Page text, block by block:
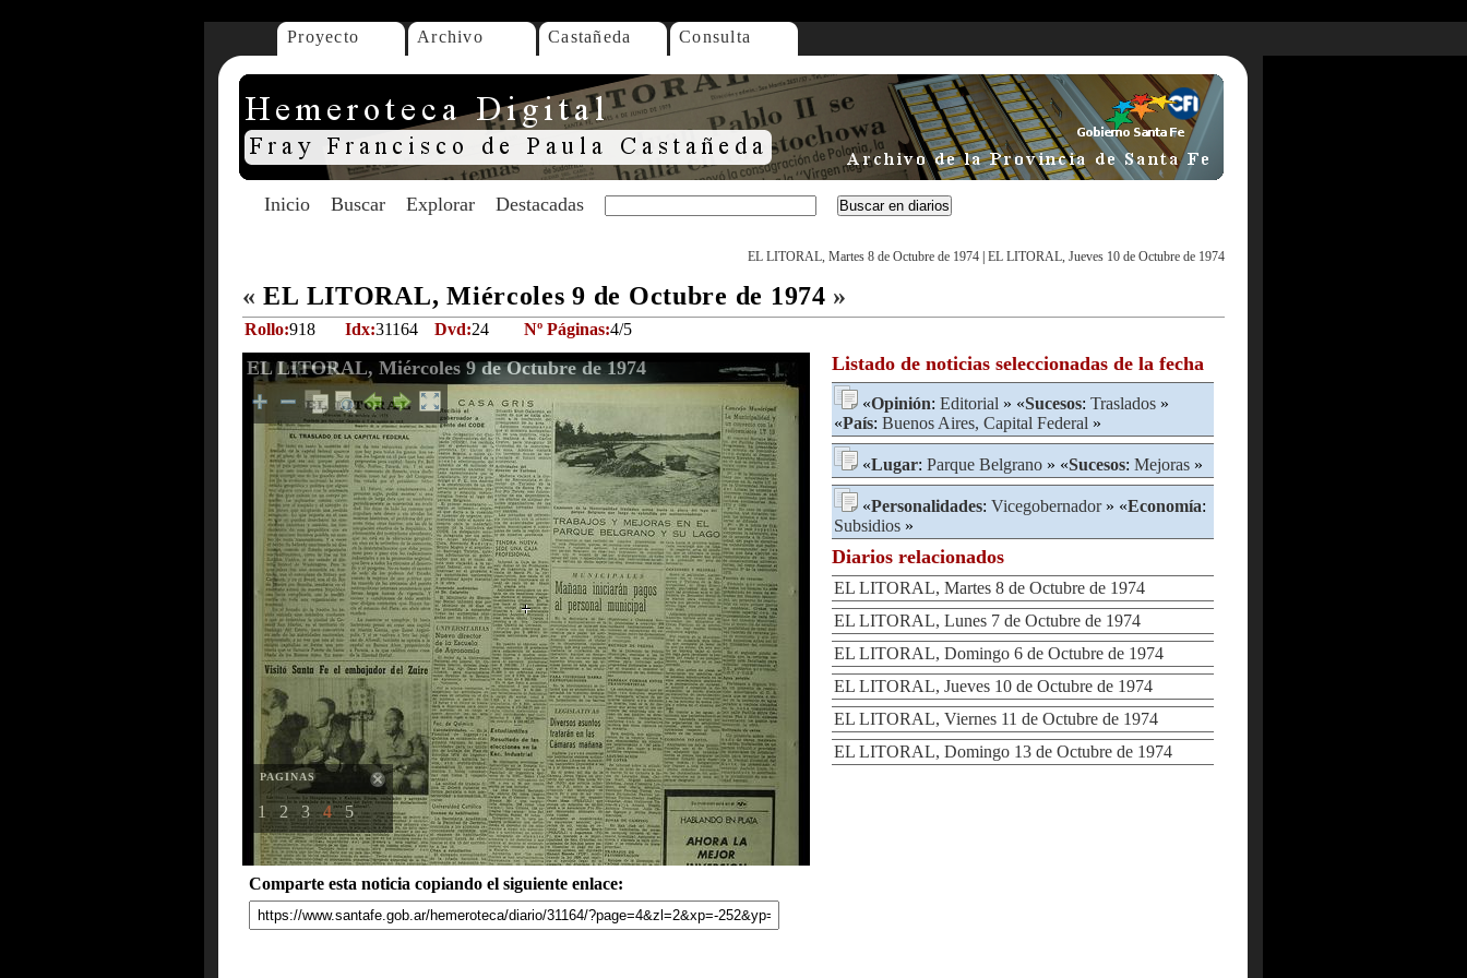
Proyecto Archivo Castañeda Consulta
Inicio Buscar Explorar Destacadas
EL LITORAL, Martes 8 de Octubre de 1974 EL LITORAL, Jueves 10 de Octubre de 1974
« EL LITORAL, Miércoles 9 de Octubre de 1974 »
Rollo:918 Idx:31164 Dvd:24 Nº Páginas:4/5
EL LITORAL, Miércoles 9 de Octubre de 1974
PAGINAS
1 2 3 4 5
Comparte esta noticia copiando el siguiente enlace:
Listado de noticias seleccionadas de la fecha
«Opinión: Editorial » «Sucesos: Traslados »
«País: Buenos Aires, Capital Federal »
«Lugar: Parque Belgrano » «Sucesos: Mejoras »
«Personalidades: Vicegobernador» «Economía:
Subsidios »
Diarios relacionados
EL LITORAL, Martes 8 de Octubre de 1974
EL LITORAL, Lunes 7 de Octubre de 1974
EL LITORAL, Domingo 6 de Octubre de 1974
EL LITORAL, Jueves 10 de Octubre de 1974
EL LITORAL, Viernes 11 de Octubre de 1974
EL LITORAL, Domingo 13 de Octubre de 1974